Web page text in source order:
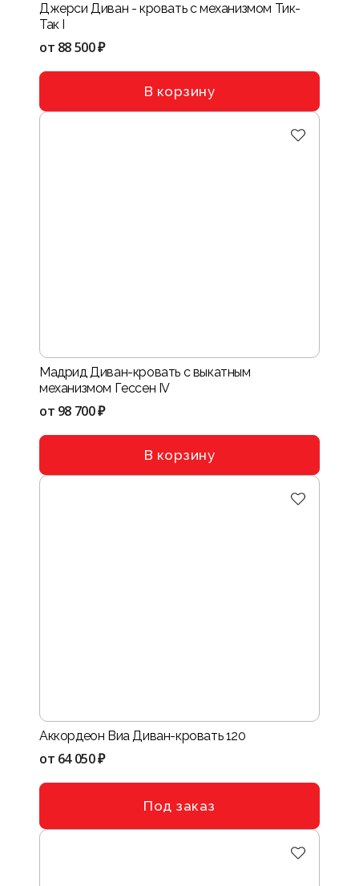
Джерси Диван - кровать с механизмом Тик-
Так I
от 88 500 ₽
В корзину
Мадрид Диван-кровать с выкатным
механизмом Гессен IV
от 98 700 ₽
В корзину
Аккордеон Виа Диван-кровать 120
от 64 050 ₽
Под заказ